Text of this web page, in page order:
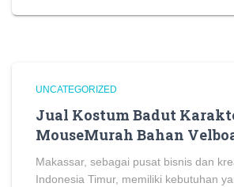
UNCATEGORIZED
Jual Kostum Badut
MouseMurah Bahan
Makassar, sebagai pusat bisnis dan
Indonesia Timur, memiliki kebutuhan